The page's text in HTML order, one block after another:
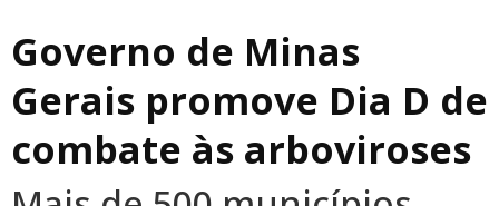
Governo de Minas
Gerais promove Dia D de
combate às arboviroses